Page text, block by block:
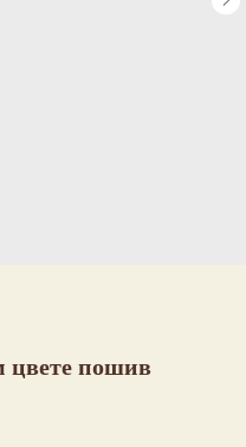
цвете пошив